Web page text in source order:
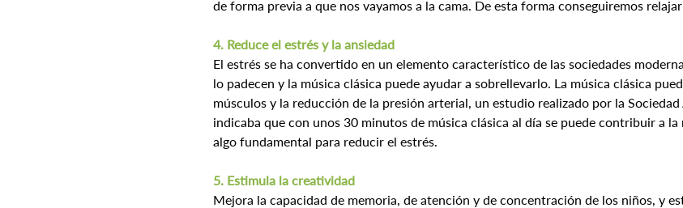
de forma previa a que nos vayamos a la cama. De esta forma conseguiremos
4. Reduce el estrés y la ansiedad
El estrés se ha convertido en un elemento característico de las sociedades
lo padecen y la música clásica puede ayudar a sobrellevarlo. La música clásica
músculos y la reducción de la presión arterial, un estudio realizado por la
indicaba que con unos 30 minutos de música clásica al día se puede contribuir a
algo fundamental para reducir el estrés.
5. Estimula la creatividad
Mejora la capacidad de memoria, de atención y de concentración de los niños, y